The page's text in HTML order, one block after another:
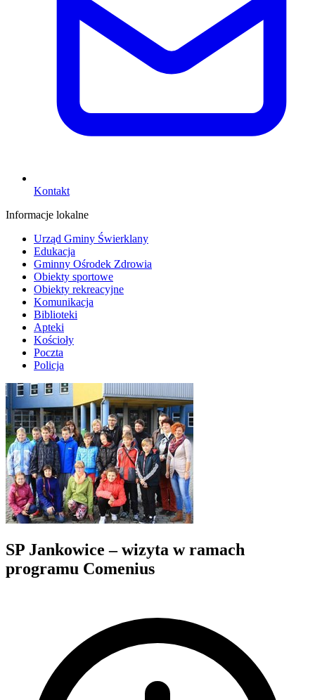
Kontakt
Informacje lokalne
Urząd Gminy Świerklany
Edukacja
Gminny Ośrodek Zdrowia
Obiekty sportowe
Obiekty rekreacyjne
Komunikacja
Biblioteki
Apteki
Kościoły
Poczta
Policja
SP Jankowice – wizyta w ramach
programu Comenius